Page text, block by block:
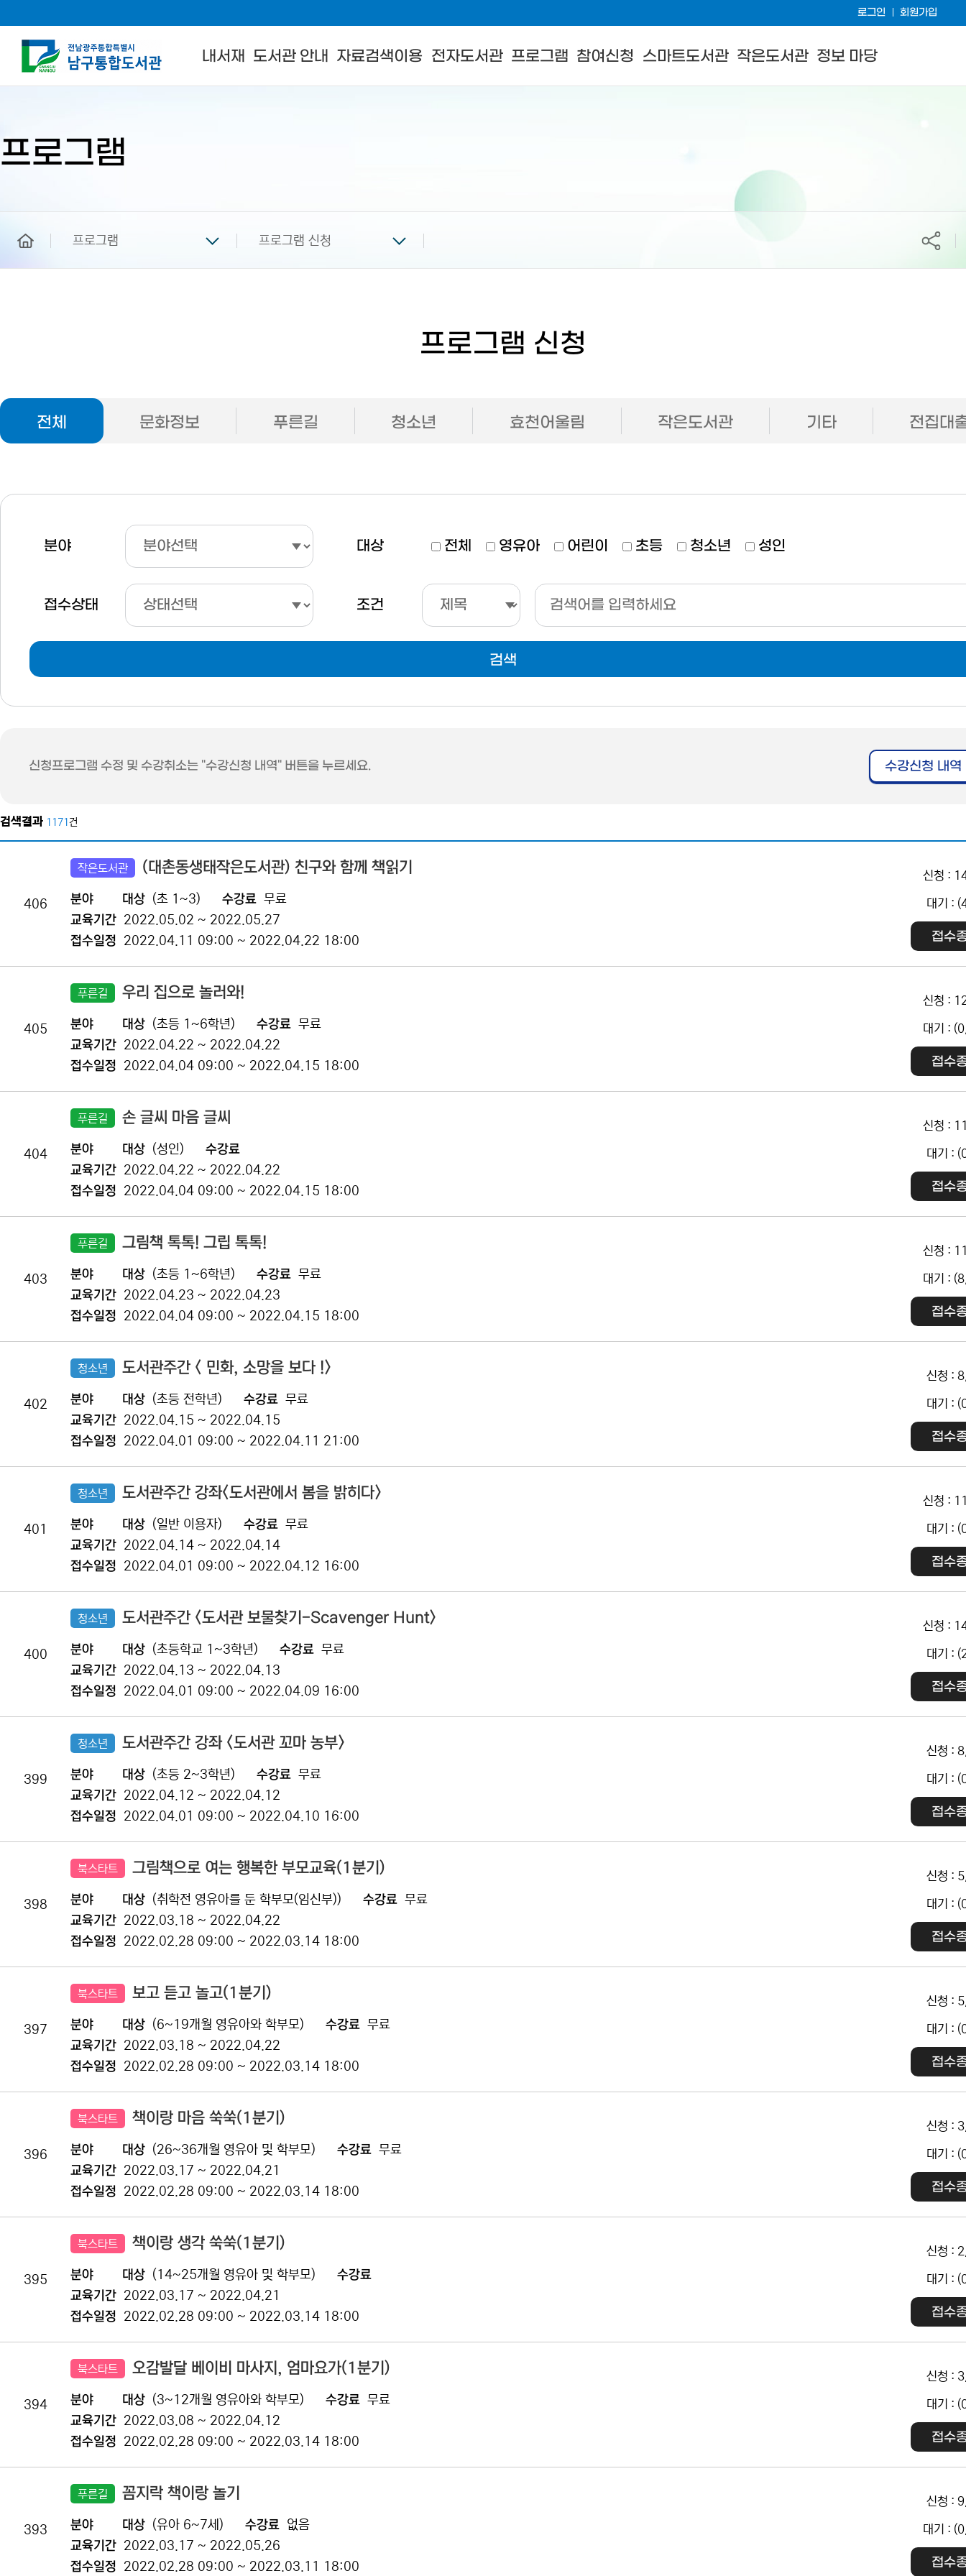
로그인 회원가입
내서재 도서관 안내 자료검색이용 전자도서관 프로그램 참여신청 스마트도서관 작은도서관 정보 마당
작
프로그램
프로그램 프로그램 신청 공유
프로그램 신청
전체 문화정보 푸른길 청소년 효천어울림 작은도서관 기타 전집대
분야 대상 전체 영유아 어린이 초등 청소년 성인
접수상태 조건
검색
신청프로그램 수정 및 수강취소는 "수강신청 내역" 버튼을 누르세요. 수강신청 내역
검색결과 1171 건
406
작은도서관 (대촌동생태작은도서관) 친구와 함께 책읽기
분야 대상 (초 1~3) 수강료 무료
교육기간 2022.05.02 ~ 2022.05.27
접수일정 2022.04.11 09:00 ~ 2022.04.22 18:00
신청 :
대기 :
접수
405
푸른길 우리 집으로 놀러와!
분야 대상 (초등 1~6학년) 수강료 무료
교육기간 2022.04.22 ~ 2022.04.22
접수일정 2022.04.04 09:00 ~ 2022.04.15 18:00
신청 :
대기 :
접수
404
푸른길 손 글씨 마음 글씨
분야 대상 (성인)
수강료
교육기간 2022.04.22 ~ 2022.04.22
접수일정 2022.04.04 09:00 ~ 2022.04.15 18:00
신청 :
대기 :
접수
403
푸른길 그림책 톡톡! 그립 톡톡!
분야 대상 (초등 1~6학년) 수강료 무료
교육기간 2022.04.23 ~ 2022.04.23
접수일정 2022.04.04 09:00 ~ 2022.04.15 18:00
신청 :
대기 :
접수
402
청소년 도서관주간 < 민화, 소망을 보다 !>
분야 대상 (초등 전학년) 수강료 무료
교육기간 2022.04.15 ~ 2022.04.15
접수일정 2022.04.01 09:00 ~ 2022.04.11 21:00
신청 :
대기 :
접수
401
청소년 도서관주간 강좌<도서관에서 봄을 밝히다>
분야 대상 (일반 이용자) 수강료 무료
교육기간 2022.04.14 ~ 2022.04.14
접수일정 2022.04.01 09:00 ~ 2022.04.12 16:00
신청 :
대기 :
접수
400
청소년 도서관주간 <도서관 보물찾기-Scavenger Hunt>
분야 대상 (초등학교 1~3학년) 수강료 무료
교육기간 2022.04.13 ~ 2022.04.13
접수일정 2022.04.01 09:00 ~ 2022.04.09 16:00
신청 :
대기 :
접수
399
청소년 도서관주간 강좌 <도서관 꼬마 농부>
분야 대상 (초등 2~3학년) 수강료 무료
교육기간 2022.04.12 ~ 2022.04.12
접수일정 2022.04.01 09:00 ~ 2022.04.10 16:00
신청 :
대기 :
접수
398
북스타트 그림책으로 여는 행복한 부모교육(1분기)
분야 대상 (취학전 영유아를 둔 학부모(임신부)) 수강료 무료
교육기간 2022.03.18 ~ 2022.04.22
접수일정 2022.02.28 09:00 ~ 2022.03.14 18:00
신청 :
대기 :
접수
397
북스타트 보고 듣고 놀고(1분기)
분야 대상 (6~19개월 영유아와 학부모) 수강료 무료
교육기간 2022.03.18 ~ 2022.04.22
접수일정 2022.02.28 09:00 ~ 2022.03.14 18:00
신청 :
대기 :
접수
396
북스타트 책이랑 마음 쑥쑥(1분기)
분야 대상 (26~36개월 영유아 및 학부모) 수강료 무료
교육기간 2022.03.17 ~ 2022.04.21
접수일정 2022.02.28 09:00 ~ 2022.03.14 18:00
신청 :
대기 :
접수
395
북스타트 책이랑 생각 쑥쑥(1분기)
분야 대상 (14~25개월 영유아 및 학부모)
수강료
교육기간 2022.03.17 ~ 2022.04.21
접수일정 2022.02.28 09:00 ~ 2022.03.14 18:00
신청 :
대기 :
접수
394
북스타트 오감발달 베이비 마사지, 엄마요가(1분기)
분야 대상 (3~12개월 영유아와 학부모) 수강료 무료
교육기간 2022.03.08 ~ 2022.04.12
접수일정 2022.02.28 09:00 ~ 2022.03.14 18:00
신청 :
대기 :
접수
393
푸른길 꼼지락 책이랑 놀기
분야 대상 (유아 6~7세) 수강료 없음
교육기간 2022.03.17 ~ 2022.05.26
접수일정 2022.02.28 09:00 ~ 2022.03.11 18:00
신청 :
대기 :
접수